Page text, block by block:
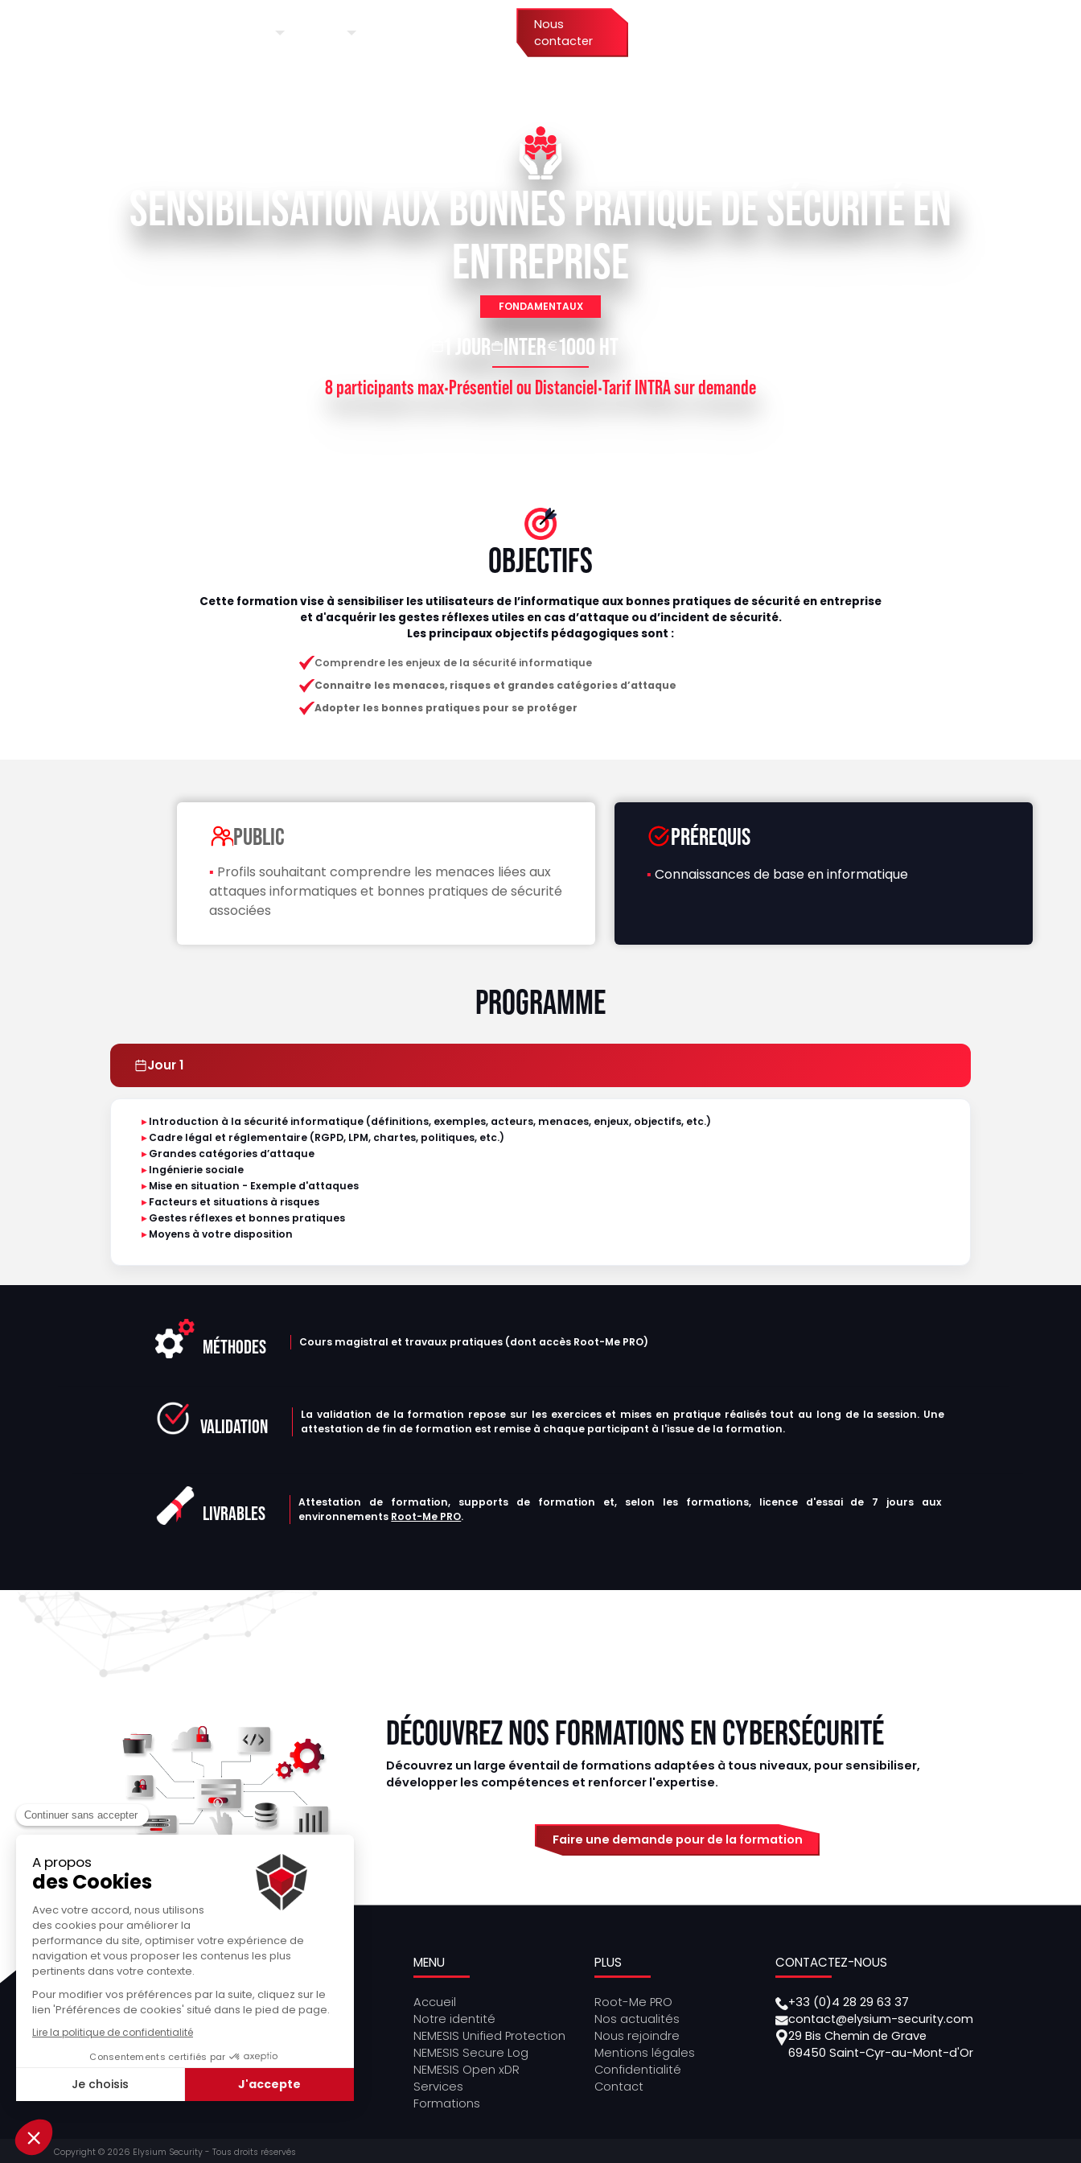
Nous
contacter
SENSIBILISATION AUX BONNES PRATIQUE DE SÉCURITÉ EN
ENTREPRISE
FONDAMENTAUX
1 JOUR INTER 1000 HT
8 participants max·Présentielou Distanciel·Tarif INTRA sur demande
OBJECTIFS
Cette formation vise à sensibiliser les utilisateurs de l’informatique aux bonnes pratiques de sécurité en entreprise
et d'acquérir les gestes réflexes utiles en cas d’attaque ou d’incident de sécurité.
Les principaux objectifs pédagogiques sont :
Comprendre les enjeux de la sécurité informatique
Connaitre les menaces, risques et grandes catégories d’attaque
Adopter les bonnes pratiques pour se protéger
PUBLIC
▪ Profils souhaitant comprendre les menaces liées aux
attaques informatiques et bonnes pratiques de sécurité
associées
PRÉREQUIS
▪ Connaissances de base en informatique
PROGRAMME
Jour 1
▸Introduction à la sécurité informatique (définitions, exemples, acteurs, menaces, enjeux, objectifs, etc.)
▸Cadre légal et réglementaire (RGPD, LPM, chartes, politiques, etc.)
▸Grandes catégories d’attaque
▸Ingénierie sociale
▸Mise en situation - Exemple d'attaques
▸Facteurs et situations à risques
▸Gestes réflexes et bonnes pratiques
▸Moyens à votre disposition
MÉTHODES Cours magistral et travaux pratiques (dont accès Root-Me PRO)
VALIDATION
La validation de la formation repose sur les exercices et mises en pratique réalisés tout au long de la session. Une
attestation de fin de formation est remise à chaque participant à l'issue de la formation.
LIVRABLES
Attestation de formation, supports de formation et, selon les formations, licence d'essai de 7 jours aux
environnements Root-Me PRO.
DÉCOUVREZ NOS FORMATIONS EN CYBERSÉCURITÉ
Découvrez un large éventail de formations adaptées à tous niveaux, pour sensibiliser,
développer les compétences et renforcer l'expertise.
Faire une demande pour de la formation
Sur tous les fronts de votre protection
MENU
Accueil
Notre identité
NEMESIS Unified Protection
NEMESIS Secure Log
NEMESIS Open xDR
Services
Formations
PLUS
Root-Me PRO
Nos actualités
Nous rejoindre
Mentions légales
Confidentialité
Contact
CONTACTEZ-NOUS
+33 (0)4 28 29 63 37
contact@elysium-security.com
29 Bis Chemin de Grave
69450 Saint-Cyr-au-Mont-d'Or
Copyright © 2026 Elysium Security - Tous droits réservés